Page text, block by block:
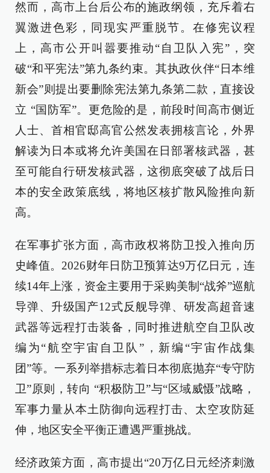
然而，高市上台后公布的施政纲领，充斥着右
翼激进色彩，同现实严重脱节。在修宪议程
上，高市公开叫嚣要推动“自卫队入宪”，突
破“和平宪法”第九条约束。其执政伙伴“日本维
新会”则提出要删除宪法第九条第二款，直接设
立 “国防军”。更危险的是，前段时间高市侧近
人士、首相官邸高官公然发表拥核言论，外界
解读为日本或将允许美国在日部署核武器，甚
至可能自行研发核武器，这彻底突破了战后日
本的安全政策底线，将地区核扩散风险推向新
高。
在军事扩张方面，高市政权将防卫投入推向历
史峰值。2026财年日防卫预算达9万亿日元，连
续14年上涨，资金主要用于采购美制“战斧”巡航
导弹、升级国产12式反舰导弹、研发高超音速
武器等远程打击装备，同时推进航空自卫队改
编为“航空宇宙自卫队”，新编“宇宙作战集
团”等。一系列举措标志着日本彻底抛弃“专守防
卫”原则，转向 “积极防卫”与“区域威慑”战略，
军事力量从本土防御向远程打击、太空攻防延
伸，地区安全平衡正遭遇严重挑战。
经济政策方面，高市提出“20万亿日元经济刺激